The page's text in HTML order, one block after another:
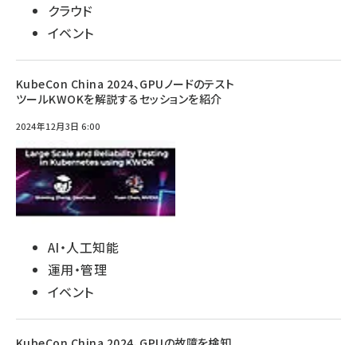
クラウド
イベント
KubeCon China 2024、GPUノードのテスト
ツールKWOKを解説するセッションを紹介
2024年12月3日 6:00
AI・人工知能
運用・管理
イベント